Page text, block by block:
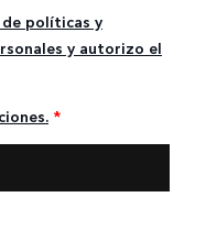
de políticas y
y autorizo el
*